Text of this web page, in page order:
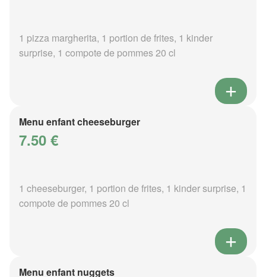
1 pizza margherita, 1 portion de frites, 1 kinder
surprise, 1 compote de pommes 20 cl
Menu enfant cheeseburger
7.50 €
1 cheeseburger, 1 portion de frites, 1 kinder surprise, 1
compote de pommes 20 cl
Menu enfant nuggets